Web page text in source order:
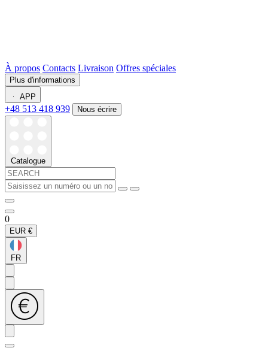
À propos Contacts Livraison Offres spéciales
Plus d'informations
APP
+48 513 418 939 Nous écrire
Catalogue
0
EUR €
FR